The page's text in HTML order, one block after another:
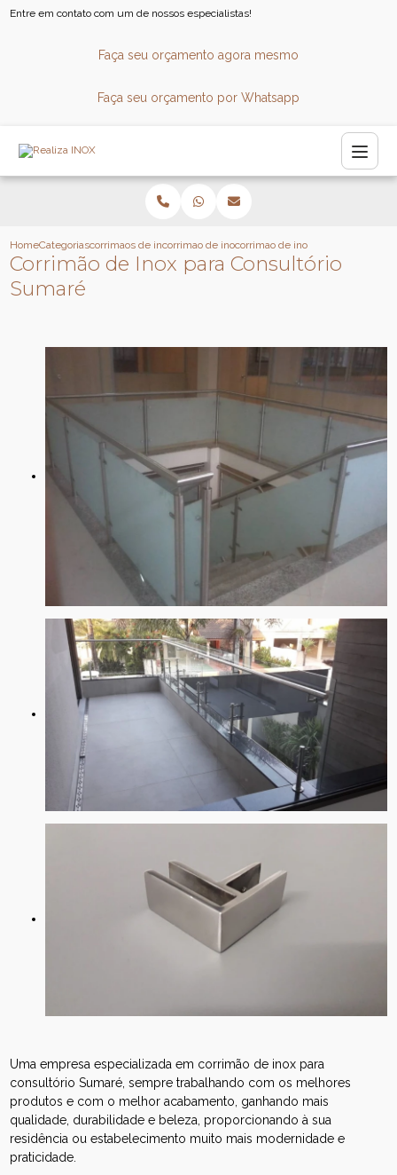
Entre em contato com um de nossos especialistas!
Faça seu orçamento agora mesmo
Faça seu orçamento por Whatsapp
HomeCategoriascorrimaos de inoxcorrimao de inox para piscinacorrimao de inox para consultorio
Corrimão de Inox para Consultório
Sumaré
Uma empresa especializada em corrimão de inox para
consultório Sumaré, sempre trabalhando com os melhores
produtos e com o melhor acabamento, ganhando mais
qualidade, durabilidade e beleza, proporcionando à sua
residência ou estabelecimento muito mais modernidade e
praticidade.